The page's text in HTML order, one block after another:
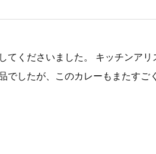
てくださいました。 キッチンア
でしたが、このカレーもまたすご